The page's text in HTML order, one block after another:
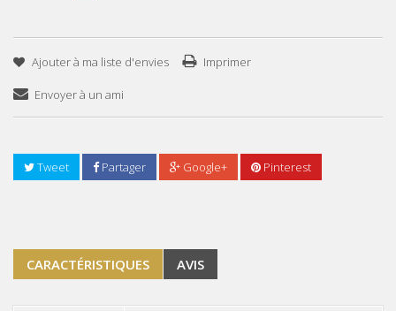
Ajouter à ma liste d'envies Imprimer
Envoyer à un ami
Tweet Partager Google+ Pinterest
CARACTÉRISTIQUES AVIS